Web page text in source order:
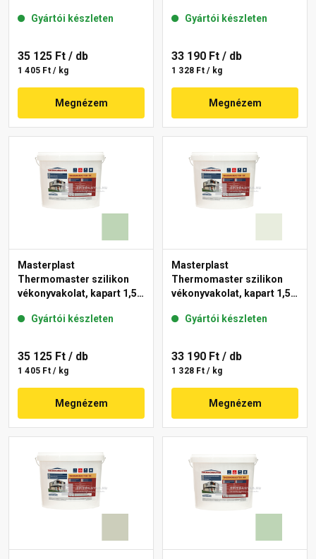
Gyártói készleten
35 125 Ft / db
1 405 Ft / kg
Megnézem
Gyártói készleten
33 190 Ft / db
1 328 Ft / kg
Megnézem
Masterplast
Thermomaster szilikon
vékonyvakolat, kapart 1,5
Gyártói készleten
35 125 Ft / db
1 405 Ft / kg
Megnézem
Masterplast
Thermomaster szilikon
vékonyvakolat, kapart 1,5
Gyártói készleten
33 190 Ft / db
1 328 Ft / kg
Megnézem